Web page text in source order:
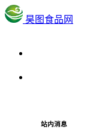
昊图食品网
站内消息